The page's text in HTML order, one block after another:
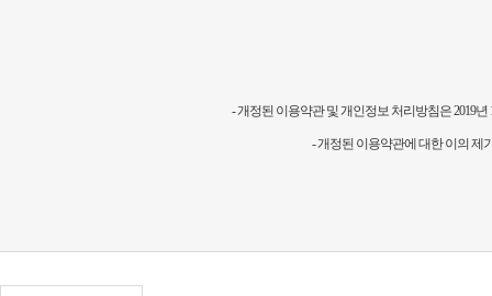
-개정된 이용약관 및 개인정보 처리방침은 2019
-개정된 이용약관에 대한 이의 제기